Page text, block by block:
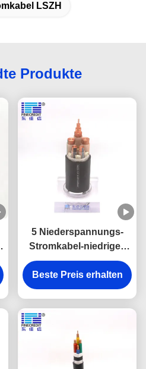
LSZH
Produkte
5 Niederspannungs-
Stromkabel-niedriges
Rauch-Halogen Kern
Xlpe 16mm2 frei
Beste Preis erhalten